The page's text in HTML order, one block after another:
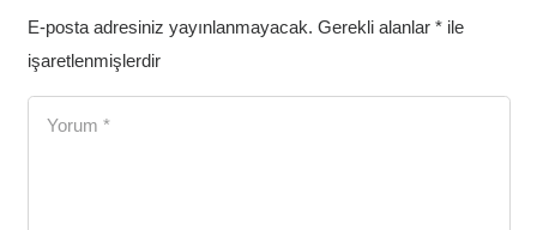
E-posta adresiniz yayınlanmayacak. Gerekli alanlar *ile
işaretlenmişlerdir